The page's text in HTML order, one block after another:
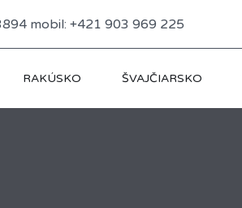
mobil: +421 903 969 225
RAKÚSKO ŠVAJČIARSKO